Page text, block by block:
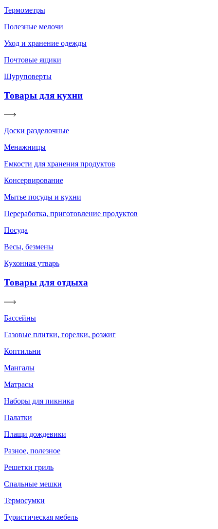
Термометры
Полезные мелочи
Уход и хранение одежды
Почтовые ящики
Шуруповерты
Товары для кухни
Доски разделочные
Менажницы
Емкости для хранения продуктов
Консервирование
Мытье посуды и кухни
Переработка, приготовление продуктов
Посуда
Весы, безмены
Кухонная утварь
Товары для отдыха
Бассейны
Газовые плитки, горелки, розжиг
Коптильни
Мангалы
Матрасы
Наборы для пикника
Палатки
Плащи дождевики
Разное, полезное
Решетки гриль
Спальные мешки
Термосумки
Туристическая мебель